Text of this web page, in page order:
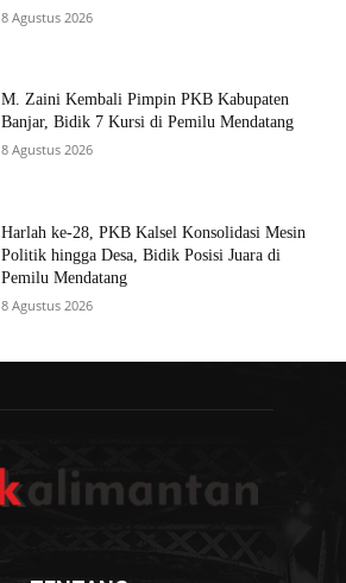
8 Agustus 2026
M. Zaini Kembali Pimpin PKB Kabupaten
Banjar, Bidik 7 Kursi di Pemilu Mendatang
8 Agustus 2026
Harlah ke-28, PKB Kalsel Konsolidasi Mesin
Politik hingga Desa, Bidik Posisi Juara di
Pemilu Mendatang
8 Agustus 2026